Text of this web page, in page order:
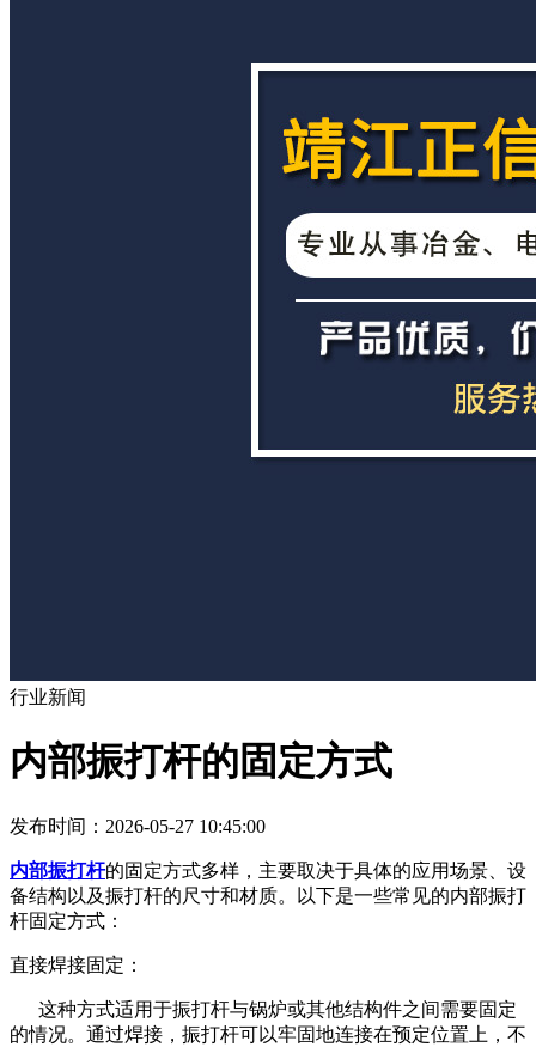
行业新闻
​内部振打杆的固定方式
发布时间：2026-05-27 10:45:00
内部振打杆的固定方式多样，主要取决于具体的应用场景、设
备结构以及振打杆的尺寸和材质。以下是一些常见的内部振打
杆固定方式：
直接焊接固定：
这种方式适用于振打杆与锅炉或其他结构件之间需要固定
的情况。通过焊接，振打杆可以牢固地连接在预定位置上，不